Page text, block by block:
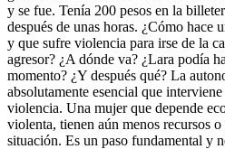
y se fue. Tenía 200 pesos en la
después de unas horas. ¿Cómo hace
y que sufre violencia para irse de la
agresor? ¿A dónde va? ¿Lara podía
momento? ¿Y después qué? La
absolutamente esencial que
violencia. Una mujer que depende
violenta, tienen aún menos recursos
situación. Es un paso fundamental y